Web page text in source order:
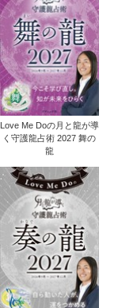
Love Me Doの月と龍が導
く守護龍占術 2027 舞の
龍